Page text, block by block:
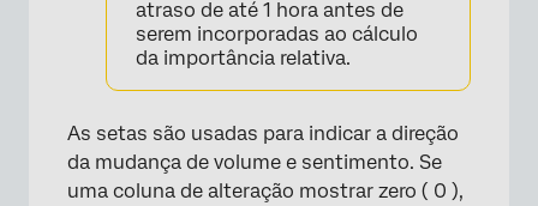
atraso de até 1 hora antes de
serem incorporadas ao cálculo
da importância relativa.
As setas são usadas para indicar a direção
da mudança de volume e sentimento. Se
uma coluna de alteração mostrar zero ( 0 ),